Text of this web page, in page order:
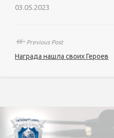
03.05.2023
↞Previous Post
Награда нашла своих Героев